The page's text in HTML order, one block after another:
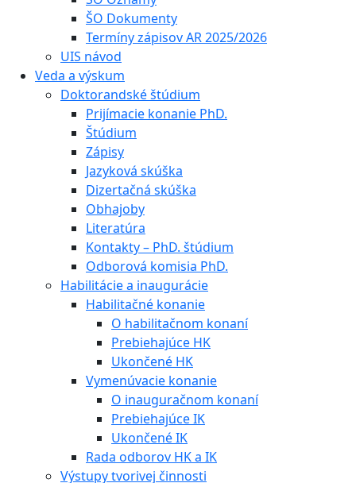
ŠO Dokumenty
Termíny zápisov AR 2025/2026
UIS návod
Veda a výskum
Doktorandské štúdium
Prijímacie konanie PhD.
Štúdium
Zápisy
Jazyková skúška
Dizertačná skúška
Obhajoby
Literatúra
Kontakty – PhD. štúdium
Odborová komisia PhD.
Habilitácie a inaugurácie
Habilitačné konanie
O habilitačnom konaní
Prebiehajúce HK
Ukončené HK
Vymenúvacie konanie
O inauguračnom konaní
Prebiehajúce IK
Ukončené IK
Rada odborov HK a IK
Výstupy tvorivej činnosti